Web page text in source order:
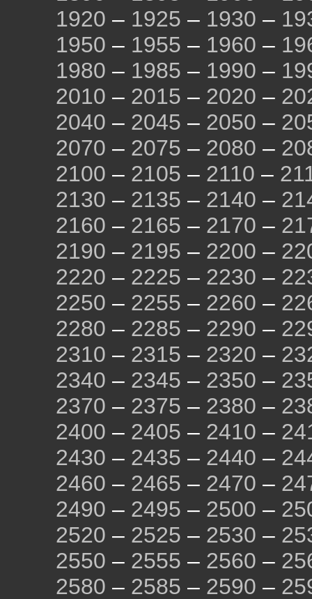
1920 – 1925 – 1930 –
1950 – 1955 – 1960 –
1980 – 1985 – 1990 –
2010 – 2015 – 2020 –
2040 – 2045 – 2050 –
2070 – 2075 – 2080 –
2100 – 2105 – 2110 –
2130 – 2135 – 2140 –
2160 – 2165 – 2170 –
2190 – 2195 – 2200 –
2220 – 2225 – 2230 –
2250 – 2255 – 2260 –
2280 – 2285 – 2290 –
2310 – 2315 – 2320 –
2340 – 2345 – 2350 –
2370 – 2375 – 2380 –
2400 – 2405 – 2410 –
2430 – 2435 – 2440 –
2460 – 2465 – 2470 –
2490 – 2495 – 2500 –
2520 – 2525 – 2530 –
2550 – 2555 – 2560 –
2580 – 2585 – 2590 –